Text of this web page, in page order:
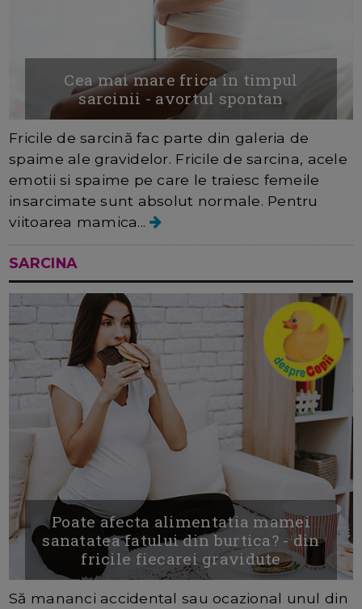
Cea mai mare frica in timpul
sarcinii - avortul spontan
Fricile de sarcină fac parte din galeria de
spaime ale gravidelor. Fricile de sarcina, acele
emotii si spaime pe care le traiesc femeile
insarcimate sunt absolut normale. Pentru
viitoarea mamica...
SARCINA
Poate afecta alimentatia mamei
sanatatea fatului din burtica? - din
fricile fiecarei gravidute
Să mananci accidental sau ocazional unul din